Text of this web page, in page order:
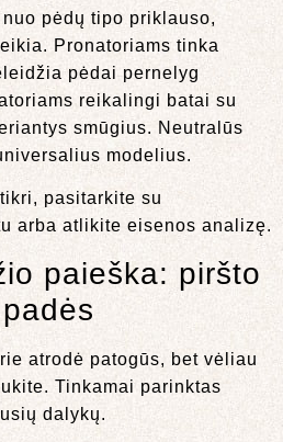
pėdų tipo priklauso,
Pronatoriams tinka
pėdai pernelyg
reikalingi batai su
smūgius. Neutralūs
modelius.
pasitarkite su
arba atlikite eisenos analizę.
paieška: piršto
atrodė patogūs, bet vėliau
Tinkamai parinktas
dalykų.